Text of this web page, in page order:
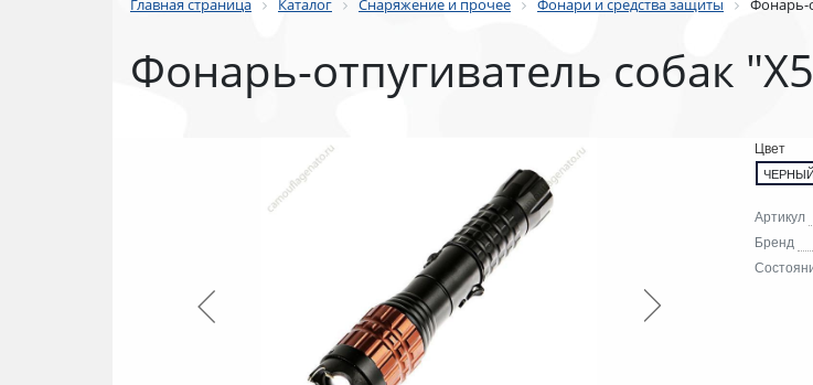
Главная страница Каталог Снаряжение и прочее Фонари и средства защиты Фонарь-
Фонарь-отпугиватель собак
Цвет
ЧЕРНЫЙ
Артикул
Бренд